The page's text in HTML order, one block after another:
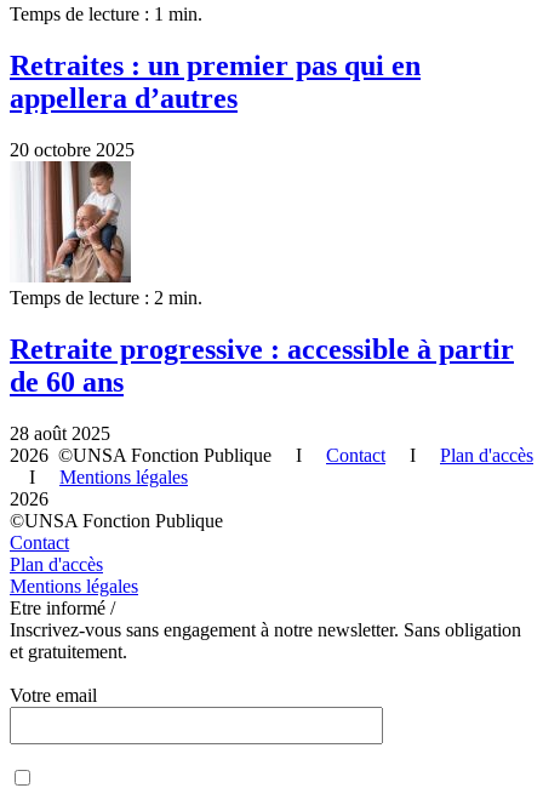
Temps de lecture : 1 min.
Retraites : un premier pas qui en
appellera d’autres
20 octobre 2025
Temps de lecture : 2 min.
Retraite progressive : accessible à partir
de 60 ans
28 août 2025
2026 ©UNSA Fonction Publique I Contact I Plan d'accès
I Mentions légales
2026
©UNSA Fonction Publique
Contact
Plan d'accès
Mentions légales
Etre informé /
Inscrivez-vous sans engagement à notre newsletter. Sans obligation
et gratuitement.
Votre email